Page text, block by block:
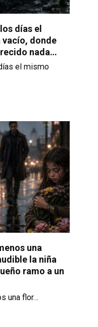
días el
donde
nada…
el mismo
una
la niña
ramo a un
una flor…